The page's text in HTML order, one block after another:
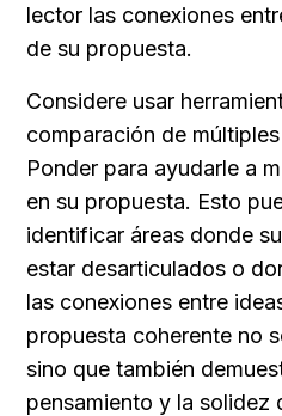
lector las conexiones
de su propuesta.
Considere usar
comparación de
Ponder para ayudarle a
en su propuesta. Esto
identificar áreas donde
estar desarticulados o
las conexiones entre
propuesta coherente no
sino que también
pensamiento y la solidez